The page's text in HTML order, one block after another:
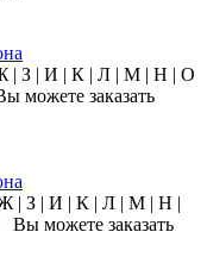
| З | И | К | Л | М | Н | О
заказать
| З | И | К | Л | М | Н |
можете заказать